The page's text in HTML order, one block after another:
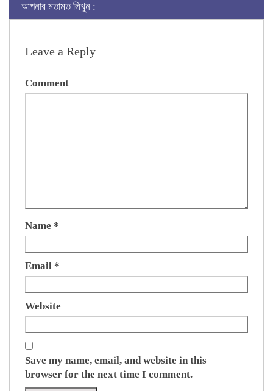
আপনার মতামত লিখুন :
Leave a Reply
Comment
Name *
Email *
Website
Save my name, email, and website in this
browser for the next time I comment.